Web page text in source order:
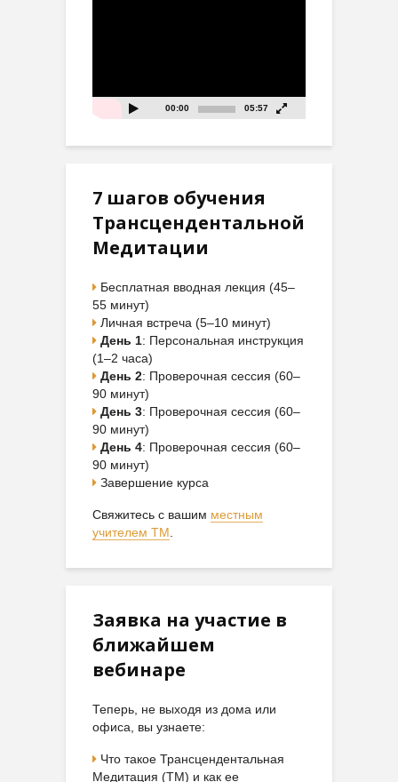
00:00 05:57
7 шагов обучения
Трансцендентальной
Медитации
Бесплатная вводная лекция (45–
55 минут)
Личная встреча (5–10 минут)
День 1: Персональная инструкция
(1–2 часа)
День 2: Проверочная сессия (60–
90 минут)
День 3: Проверочная сессия (60–
90 минут)
День 4: Проверочная сессия (60–
90 минут)
Завершение курса
Свяжитесь с вашим местным
учителем ТМ.
Заявка на участие в
ближайшем
вебинаре
Теперь, не выходя из дома или
офиса, вы узнаете:
Что такое Трансцендентальная
Медитация (ТМ) и как ее